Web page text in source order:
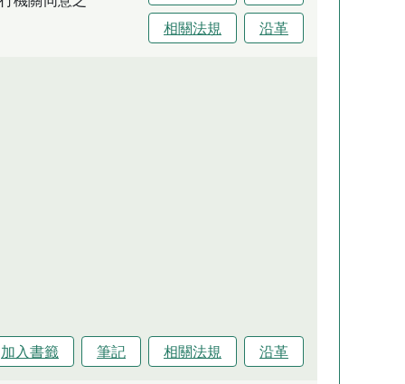
相關法規
沿革
加入書籤 筆記 相關法規 沿革